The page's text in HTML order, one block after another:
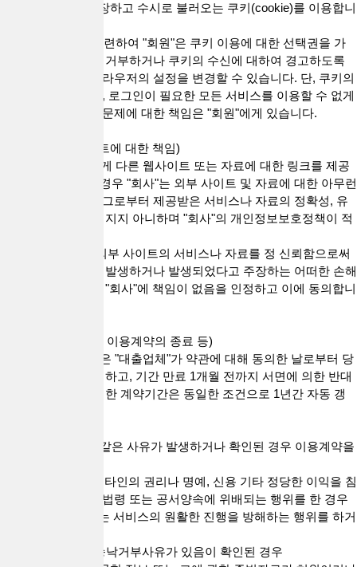
"회원"의 정보를 저장하고 수시로 불러오는 쿠키(cookie)를 이용합니
2.본 조 제 1 항과 관련하여 "회원"은 쿠키 이용에 대한 선택권을 가
지며 쿠키의 수신을 거부하거나 쿠키의 수신에 대하여 경고하도록
이용하는 컴퓨터 브라우저의 설정을 변경할 수 있습니다. 단, 쿠키의
저장을 거부할 경우, 로그인이 필요한 모든 서비스를 이용할 수 없게
됨으로써 발생되는 문제에 대한 책임은 "회원"에게 있습니다.
제 12 조(링크 사이트에 대한 책임)
1."회사"는 "회원"에게 다른 웹사이트 또는 자료에 대한 링크를 제공
할 수 있습니다. 이 경우 "회사"는 외부 사이트 및 자료에 대한 아무런
통제권이 없으므로 그로부터 제공받은 서비스나 자료의 정확성, 유
용성 등에 대해 책임지지 아니하며 "회사"의 개인정보보호정책이 적
2."회원"은 링크된 외부 사이트의 서비스나 자료를 정 신뢰함으로써
또는 이와 관련하여 발생하거나 발생되었다고 주장하는 어떠한 손해
나 손실에 대해서도 "회사"에 책임이 없음을 인정하고 이에 동의합니
제13조(계약기간 및 이용계약의 종료 등)
1. 이용계약의 기간은 "대출업체"가 약관에 대해 동의한 날로부터 당
해 연도 말일까지로 하고, 기간 만료 1개월 전까지 서면에 의한 반대
의 의사표시가 없는 한 계약기간은 동일한 조건으로 1년간 자동 갱
1) "회사"는 다음과 같은 사유가 발생하거나 확인된 경우 이용계약을
① 다른 "회원" 또는 타인의 권리나 명예, 신용 기타 정당한 이익을 침
해하거나 대한민국 법령 또는 공서양속에 위배되는 행위를 한 경우
② "회사"가 제공하는 서비스의 원활한 진행을 방해하는 행위를 하거
③ 제7조 제5항의 승낙거부사유가 있음이 확인된 경우